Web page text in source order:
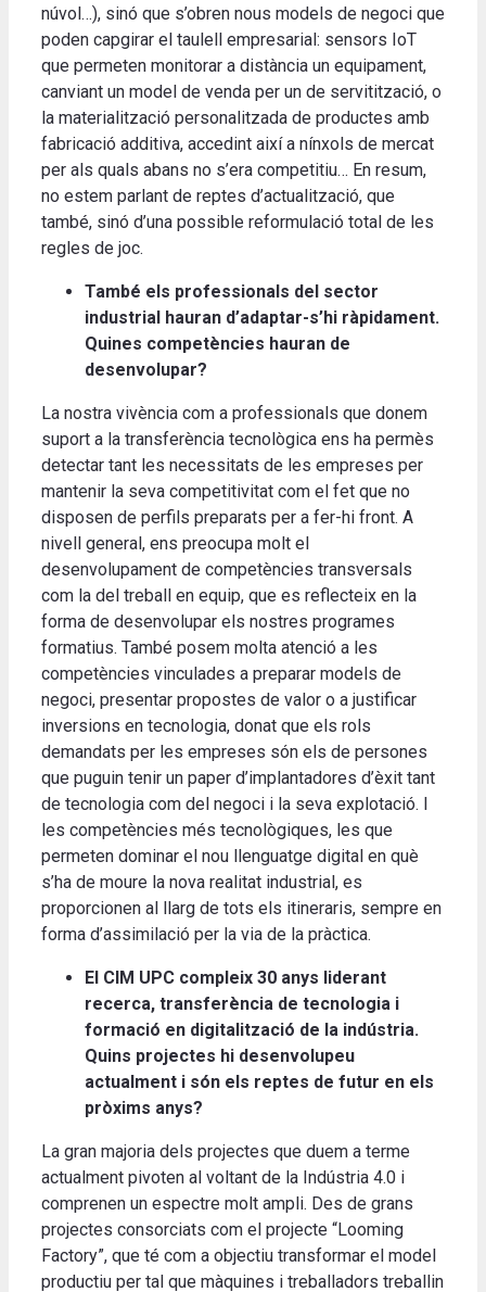
núvol…), sinó que s’obren nous models de negoci que
poden capgirar el taulell empresarial: sensors IoT
que permeten monitorar a distància un equipament,
canviant un model de venda per un de servitització, o
la materialització personalitzada de productes amb
fabricació additiva, accedint així a nínxols de mercat
per als quals abans no s’era competitiu… En resum,
no estem parlant de reptes d’actualització, que
també, sinó d’una possible reformulació total de les
regles de joc.
També els professionals del sector
industrial hauran d’adaptar-s’hi ràpidament.
Quines competències hauran de
desenvolupar?
La nostra vivència com a professionals que donem
suport a la transferència tecnològica ens ha permès
detectar tant les necessitats de les empreses per
mantenir la seva competitivitat com el fet que no
disposen de perfils preparats per a fer-hi front. A
nivell general, ens preocupa molt el
desenvolupament de competències transversals
com la del treball en equip, que es reflecteix en la
forma de desenvolupar els nostres programes
formatius. També posem molta atenció a les
competències vinculades a preparar models de
negoci, presentar propostes de valor o a justificar
inversions en tecnologia, donat que els rols
demandats per les empreses són els de persones
que puguin tenir un paper d’implantadores d’èxit tant
de tecnologia com del negoci i la seva explotació. I
les competències més tecnològiques, les que
permeten dominar el nou llenguatge digital en què
s’ha de moure la nova realitat industrial, es
proporcionen al llarg de tots els itineraris, sempre en
forma d’assimilació per la via de la pràctica.
El CIM UPC compleix 30 anys liderant
recerca, transferència de tecnologia i
formació en digitalització de la indústria.
Quins projectes hi desenvolupeu
actualment i són els reptes de futur en els
pròxims anys?
La gran majoria dels projectes que duem a terme
actualment pivoten al voltant de la Indústria 4.0 i
comprenen un espectre molt ampli. Des de grans
projectes consorciats com el projecte “Looming
Factory”, que té com a objectiu transformar el model
productiu per tal que màquines i treballadors treballin